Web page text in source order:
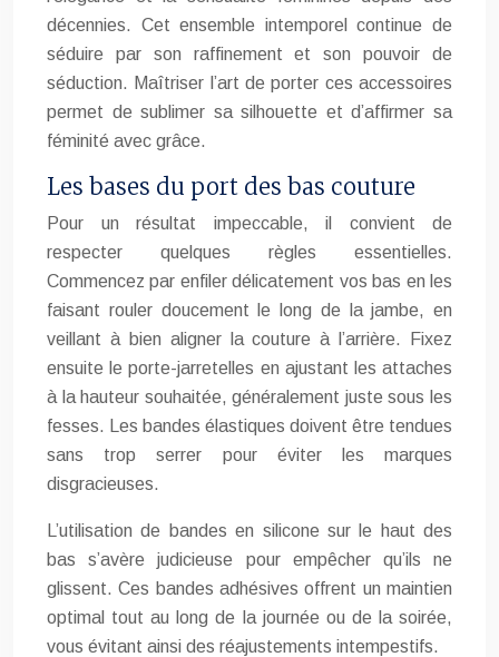
décennies. Cet ensemble intemporel continue de
séduire par son raffinement et son pouvoir de
séduction. Maîtriser l’art de porter ces accessoires
permet de sublimer sa silhouette et d’affirmer sa
féminité avec grâce.
Les bases du port des bas couture
Pour un résultat impeccable, il convient de
respecter quelques règles essentielles.
Commencez par enfiler délicatement vos bas en les
faisant rouler doucement le long de la jambe, en
veillant à bien aligner la couture à l’arrière. Fixez
ensuite le porte-jarretelles en ajustant les attaches
à la hauteur souhaitée, généralement juste sous les
fesses. Les bandes élastiques doivent être tendues
sans trop serrer pour éviter les marques
disgracieuses.
L’utilisation de bandes en silicone sur le haut des
bas s’avère judicieuse pour empêcher qu’ils ne
glissent. Ces bandes adhésives offrent un maintien
optimal tout au long de la journée ou de la soirée,
vous évitant ainsi des réajustements intempestifs.